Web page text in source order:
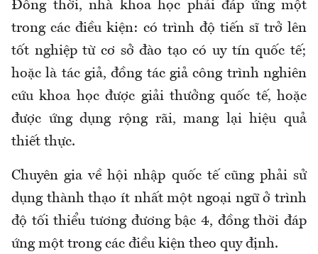
Đồng thời, nhà khoa học phải đáp ứng một
trong các điều kiện: có trình độ tiến sĩ trở lên
tốt nghiệp từ cơ sở đào tạo có uy tín quốc tế;
hoặc là tác giả, đồng tác giả công trình nghiên
cứu khoa học được giải thưởng quốc tế, hoặc
được ứng dụng rộng rãi, mang lại hiệu quả
thiết thực.
Chuyên gia về hội nhập quốc tế cũng phải sử
dụng thành thạo ít nhất một ngoại ngữ ở trình
độ tối thiểu tương đương bậc 4, đồng thời đáp
ứng một trong các điều kiện theo quy định.